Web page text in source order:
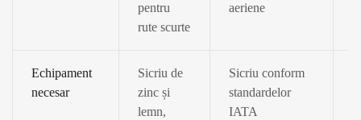
pentru
rute scurte
aeriene
Echipament
necesar
Sicriu de
zinc și
lemn,
Sicriu conform
standardelor
IATA